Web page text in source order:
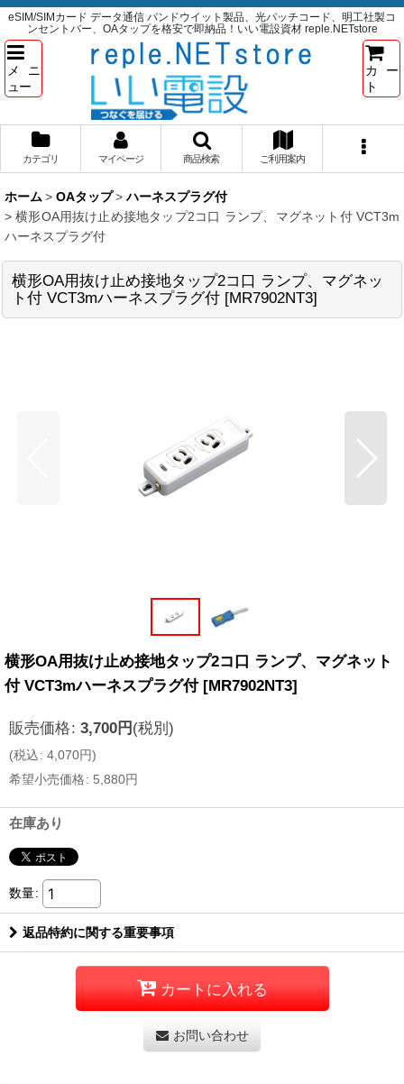
eSIM/SIMカード データ通信 パンドウイット製品、光パッチコード、明工社製コ
ンセントバー、OAタップを格安で即納品！いい電設資材 reple.NETstore
メニ
ュー
カー
ト
カテゴリ マイページ 商品検索 ご利用案内
ホーム > OAタップ> ハーネスプラグ付
> 横形OA用抜け止め接地タップ2コ口 ランプ、マグネット付 VCT3m
ハーネスプラグ付
横形OA用抜け止め接地タップ2コ口 ランプ、マグネッ
ト付 VCT3mハーネスプラグ付 [MR7902NT3]
横形OA用抜け止め接地タップ2コ口 ランプ、マグネット
付 VCT3mハーネスプラグ付 [MR7902NT3]
販売価格: 3,700円 (税別)
(税込: 4,070円)
希望小売価格: 5,880円
在庫あり
数量:
返品特約に関する重要事項
カートに入れる
お問い合わせ